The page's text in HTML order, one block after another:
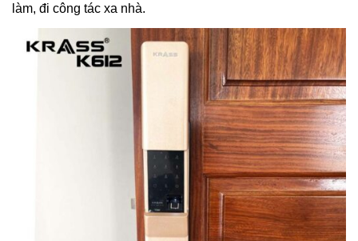
làm, đi công tác xa nhà.